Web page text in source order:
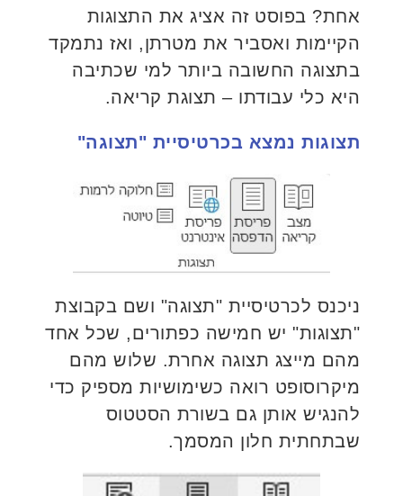
אחת? בפוסט זה אציג את התצוגות
הקיימות ואסביר את מטרתן, ואז נתמקד
בתצוגה החשובה ביותר למי שכתיבה
היא כלי עבודתו – תצוגת קריאה.
תצוגות נמצא בכרטיסיית "תצוגה"
ניכנס לכרטיסיית "תצוגה" ושם בקבוצת
"תצוגות" יש חמישה כפתורים, שכל אחד
מהם מייצג תצוגה אחרת. שלוש מהם
מיקרוסופט רואה כשימושיות מספיק כדי
להנגיש אותן גם בשורת הסטטוס
שבתחתית חלון המסמך.